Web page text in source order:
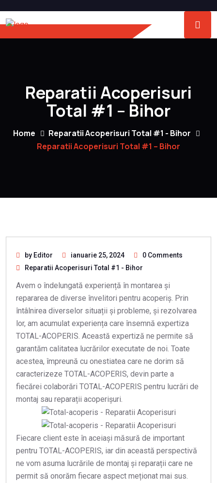
Reparatii Acoperisuri
Total #1 – Bihor
Home
Reparatii Acoperisuri Total #1 - Bihor
Reparatii Acoperisuri Total #1 – Bihor
by Editor ianuarie 25, 2024
0 Comments
Reparatii Acoperisuri Total #1 - Bihor
Avem o îndelungată experiență în montarea și
repararea de diverse învelitori pentru acoperiș. Prin
întâlnirea diverselor situații și probleme, și rezolvarea
lor, am acumulat experiența care însemnă expertiza
TOTAL-ACOPERIS. Această expertiză ne permite să
garantăm calitatea lucrărilor executate de noi. Toate
acestea, împreună cu onestiatea care ne dorim să
caracterizeze TOTAL-ACOPERIS, devin parte a
fiecărei colaborări TOTAL-ACOPERIS pentru lucrări de
montaj sau reparații acoperișuri.
Fiecare client este în aceiași măsură de important
pentru TOTAL-ACOPERIS, iar din această perspectivă
ne vom asuma lucrările de montaj și reparații care ne
permit să onorăm fiecare aspect meționat mai sus.